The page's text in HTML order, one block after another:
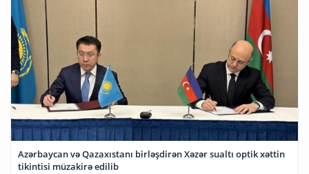
Azərbaycan və Qazaxıstanı birləşdirən Xəzər sualtı optik xəttin
tikintisi müzakirə edilib